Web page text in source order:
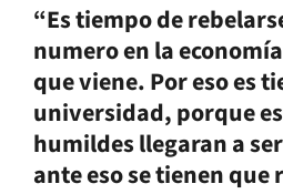
“Es tiempo de
numero en la
que viene. Por eso es
universidad, porque
humildes llegaran a
ante eso se tienen